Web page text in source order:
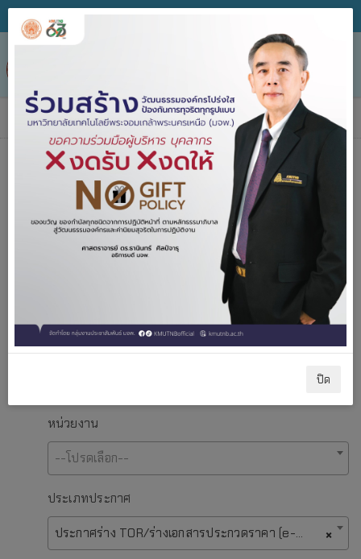
ข่าวประกาศจัดซื้อจัดจ้าง
ประกาศจัด
ซื้อจัดจ้าง 2557-2567
คำค้น
หน่วยงาน
--โปรดเลือก--
ประเภทประกาศ
×
ประกาศร่าง TOR/ร่างเอกสารประกวดราคา (e-bidding)/ประกาศราคากลาง
ปิด